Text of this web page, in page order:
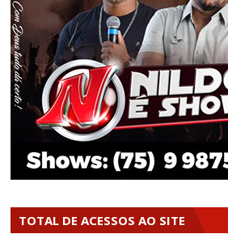
TOTAL DE ACESSOS AO SITE